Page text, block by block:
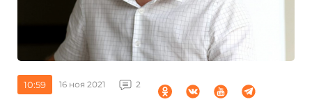
10:59 16 ноя 2021 2